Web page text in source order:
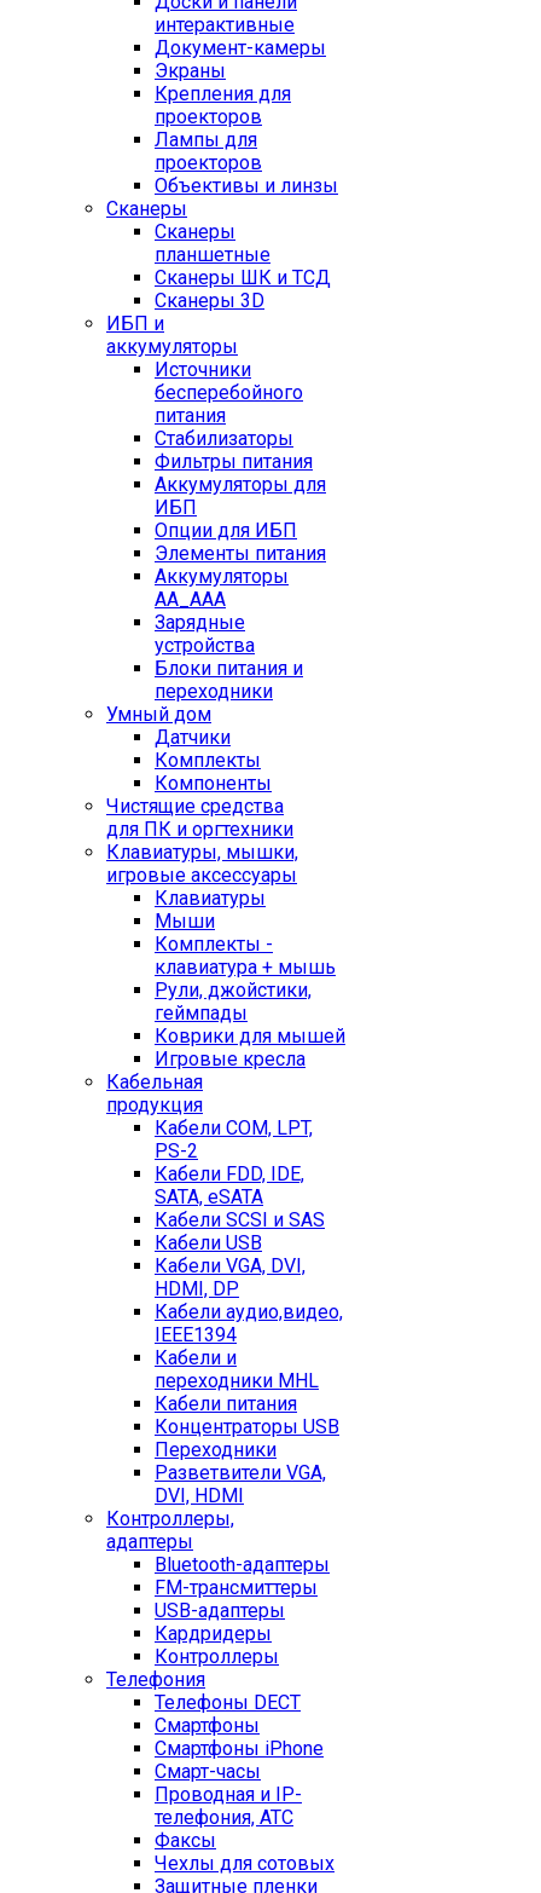
интерактивные
Документ-камеры
Экраны
Крепления для
проекторов
Лампы для
проекторов
Объективы и линзы
Сканеры
Сканеры
планшетные
Сканеры ШК и ТСД
Сканеры 3D
ИБП и
аккумуляторы
Источники
бесперебойного
питания
Стабилизаторы
Фильтры питания
Аккумуляторы для
ИБП
Опции для ИБП
Элементы питания
Аккумуляторы
AA_AAA
Зарядные
устройства
Блоки питания и
переходники
Умный дом
Датчики
Комплекты
Компоненты
Чистящие средства
для ПК и оргтехники
Клавиатуры, мышки,
игровые аксессуары
Клавиатуры
Мыши
Комплекты -
клавиатура + мышь
Рули, джойстики,
геймпады
Коврики для мышей
Игровые кресла
Кабельная
продукция
Кабели COM, LPT,
PS-2
Кабели FDD, IDE,
SATA, eSATA
Кабели SCSI и SAS
Кабели USB
Кабели VGA, DVI,
HDMI, DP
Кабели аудио,видео,
IEEE1394
Кабели и
переходники MHL
Кабели питания
Концентраторы USB
Переходники
Разветвители VGA,
DVI, HDMI
Контроллеры,
адаптеры
Bluetooth-адаптеры
FM-трансмиттеры
USB-адаптеры
Кардридеры
Контроллеры
Телефония
Телефоны DECT
Смартфоны
Смартфоны iPhone
Смарт-часы
Проводная и IP-
телефония, АТС
Факсы
Чехлы для сотовых
Защитные пленки